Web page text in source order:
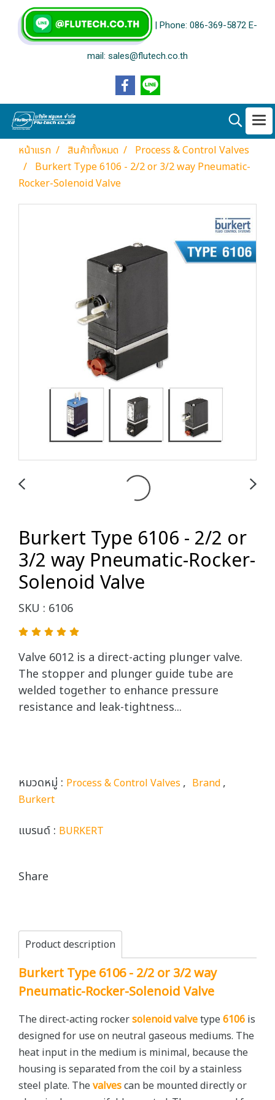
| Phone: 086-369-5872 E-
mail: sales@flutech.co.th
หน้าแรก สินค้าทั้งหมด
Process & Control Valves
Burkert Type 6106 - 2/2 or 3/2 way Pneumatic-
Rocker-Solenoid Valve
Burkert Type 6106 - 2/2 or
3/2 way Pneumatic-Rocker-
Solenoid Valve
SKU : 6106
Valve 6012 is a direct-acting plunger valve.
The stopper and plunger guide tube are
welded together to enhance pressure
resistance and leak-tightness...
หมวดหมู่ : Process & Control Valves , Brand,
Burkert
แบรนด์ : BURKERT
Share
Product description
Burkert Type 6106 - 2/2 or 3/2 way
Pneumatic-Rocker-Solenoid Valve
The direct-acting rockersolenoid valvetype6106 is
designed for use on neutral gaseous mediums. The
heat input in the medium is minimal, because the
housing is separated from the coil by a stainless
steel plate. Thevalvescan be mounted directly or